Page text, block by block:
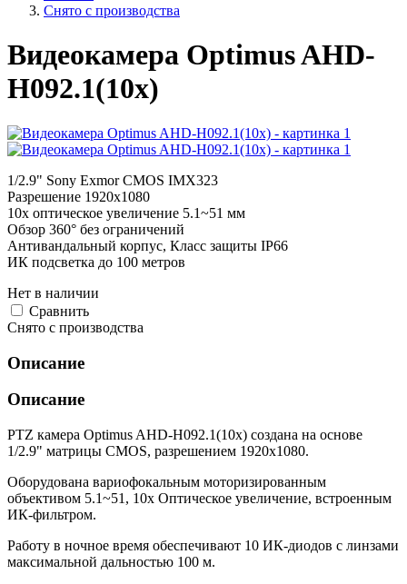
Снято с производства
Видеокамера Optimus AHD-
H092.1(10x)
1/2.9" Sony Exmor CMOS IMX323
Разрешение 1920x1080
10x оптическое увеличение 5.1~51 мм
Обзор 360° без ограничений
Антивандальный корпус, Класс защиты IP66
ИК подсветка до 100 метров
Нет в наличии
Cравнить
Снято с производства
Описание
Описание
PTZ камера Optimus AHD-H092.1(10x) создана на основе
1/2.9" матрицы CMOS, разрешением 1920x1080.
Оборудована вариофокальным моторизированным
объективом 5.1~51, 10x Оптическое увеличение, встроенным
ИК-фильтром.
Работу в ночное время обеспечивают 10 ИК-диодов с линзами
максимальной дальностью 100 м.